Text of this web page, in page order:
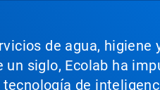
de agua,
siglo, Ecolab ha
de